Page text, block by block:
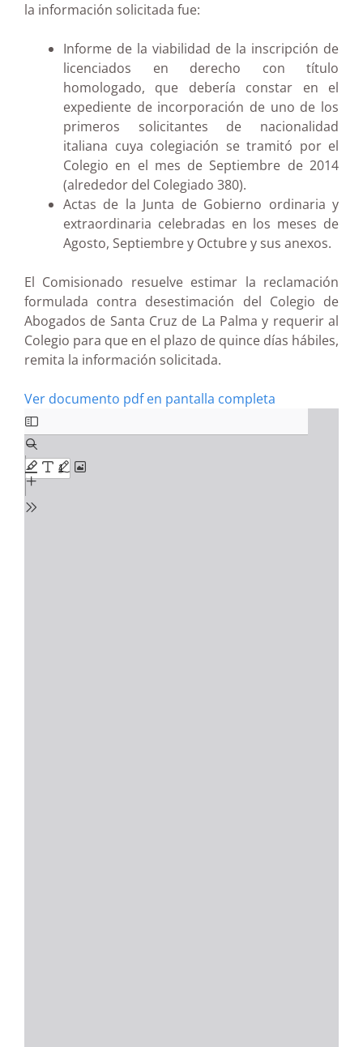
la información solicitada fue:
Informe de la viabilidad de la inscripción de
licenciados en derecho con título
homologado, que debería constar en el
expediente de incorporación de uno de los
primeros solicitantes de nacionalidad
italiana cuya colegiación se tramitó por el
Colegio en el mes de Septiembre de 2014
(alrededor del Colegiado 380).
Actas de la Junta de Gobierno ordinaria y
extraordinaria celebradas en los meses de
Agosto, Septiembre y Octubre y sus anexos.
El Comisionado resuelve estimar la reclamación
formulada contra desestimación del Colegio de
Abogados de Santa Cruz de La Palma y requerir al
Colegio para que en el plazo de quince días hábiles,
remita la información solicitada.
Ver documento pdf en pantalla completa